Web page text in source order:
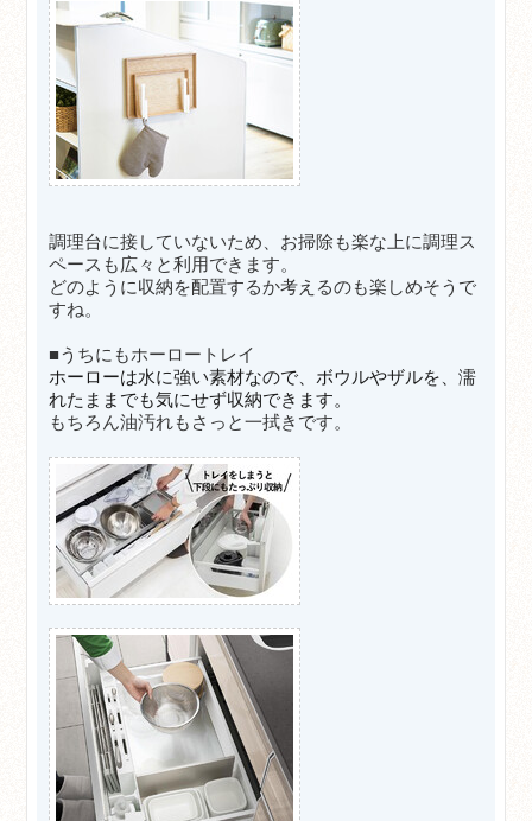
調理台に接していないため、お掃除も楽な上に調理ス
ペースも広々と利用できます。
どのように収納を配置するか考えるのも楽しめそうで
すね。
■うちにもホーロートレイ
ホーローは水に強い素材なので、ボウルやザルを、濡
れたままでも気にせず収納できます。
もちろん油汚れもさっと一拭きです。